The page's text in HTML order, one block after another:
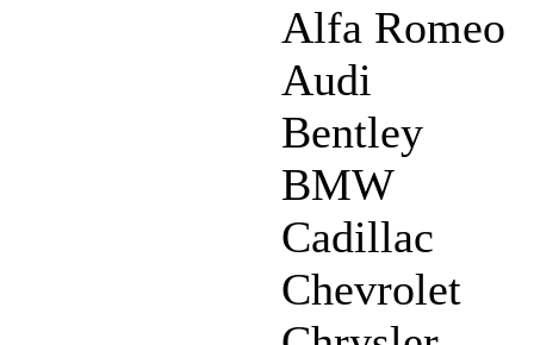
Alfa Romeo
Audi
Bentley
BMW
Cadillac
Chevrolet